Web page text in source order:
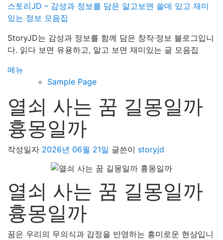
스토리JD – 감성과 정보를 담은 알고보면 쓸데 있고 재미
있는 정보 모음집
StoryJD는 감성과 정보를 함께 담은 창작·정보 블로그입니
다. 읽다 보면 유용하고, 알고 보면 재미있는 글 모음집
메뉴
Sample Page
열쇠 사는 꿈 길몽일까
흉몽일까
작성일자 2026년 06월 21일 글쓴이 storyjd
열쇠 사는 꿈 길몽일까
흉몽일까
꿈은 우리의 무의식과 감정을 반영하는 흥미로운 현상입니